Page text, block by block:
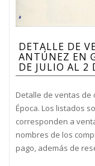
DETALLE DE
ANTÚNEZ EN
DE JULIO AL 2
Detalle de ventas de
Época. Los listados
corresponden a
nombres de los
pago, además de